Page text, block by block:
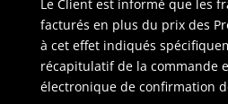
Le Client est informé que les
facturés en plus du prix des
à cet effet indiqués
récapitulatif de la commande
électronique de confirmation